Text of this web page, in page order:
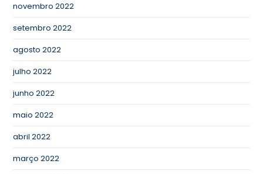
novembro 2022
setembro 2022
agosto 2022
julho 2022
junho 2022
maio 2022
abril 2022
março 2022